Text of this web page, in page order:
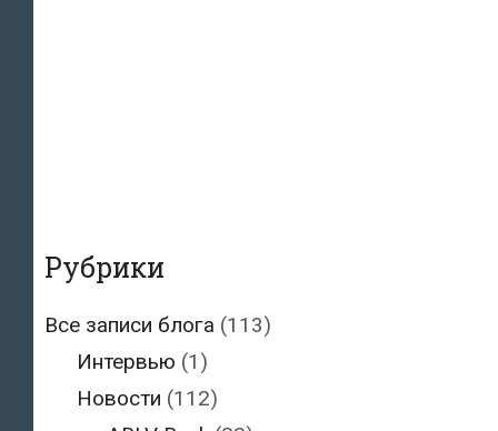
Рубрики
Все записи блога (113)
Интервью (1)
Новости (112)